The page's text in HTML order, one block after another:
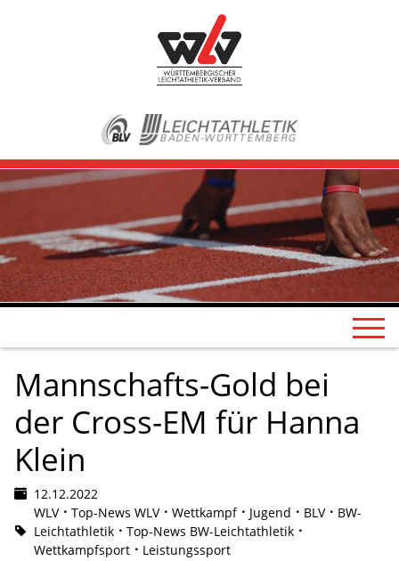
Mannschafts-Gold bei
der Cross-EM für Hanna
Klein
12.12.2022
WLV
Top-News WLV Wettkampf Jugend BLV
BW-
Leichtathletik
Top-News BW-Leichtathletik
Wettkampfsport
Leistungssport